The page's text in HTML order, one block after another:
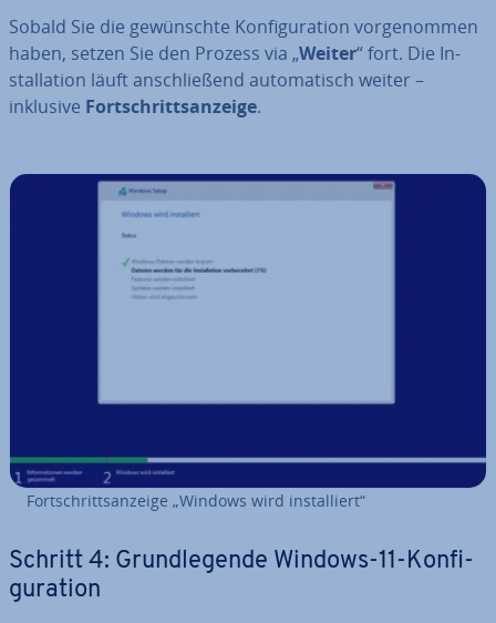
Sobald Sie die ge­wünsch­te Kon­fi­gu­ra­ti­on vor­ge­nom­men
haben, setzen Sie den Prozess via „Weiter“ fort. Die In­
stal­la­ti­on läuft an­schlie­ßend au­to­ma­tisch weiter –
inklusive Fort­schritts­an­zei­ge.
Fort­schritts­an­zei­ge „Windows wird in­stal­liert“
Schritt 4: Grund­le­gen­de Windows-11-Kon­fi­
gu­ra­ti­on